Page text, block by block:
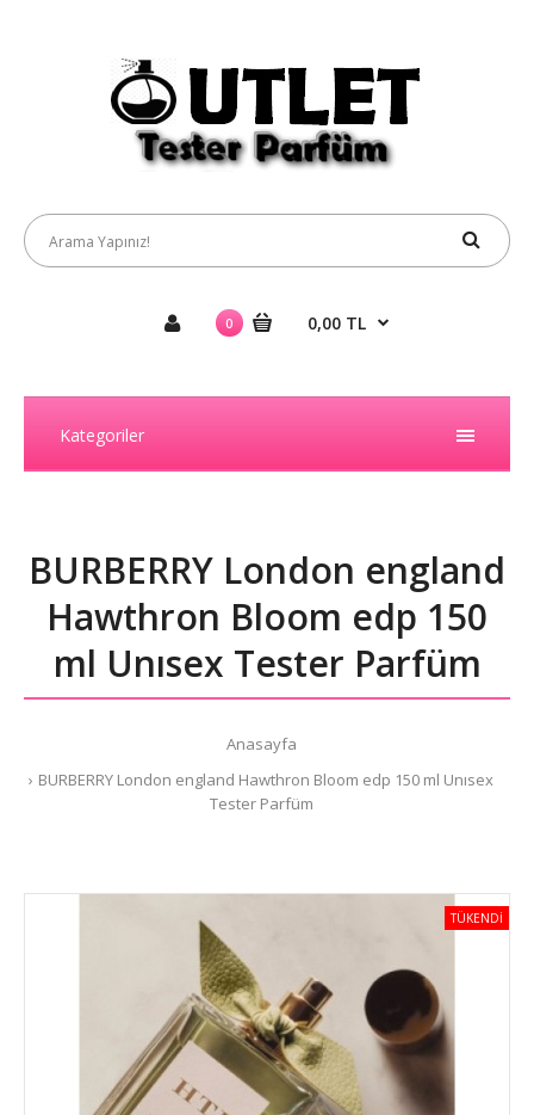
0 0,00 TL
Kategoriler
BURBERRY London england
Hawthron Bloom edp 150
ml Unısex Tester Parfüm
Anasayfa
BURBERRY London england Hawthron Bloom edp 150 ml Unısex
Tester Parfüm
TÜKENDİ